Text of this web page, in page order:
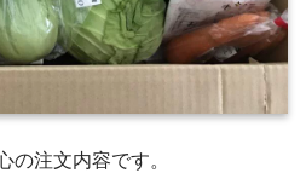
の注文内容です。